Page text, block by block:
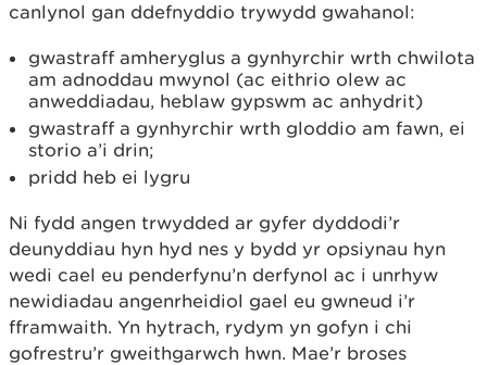
canlynol gan ddefnyddio trywydd gwahanol:
gwastraff amheryglus a gynhyrchir wrth chwilota
am adnoddau mwynol (ac eithrio olew ac
anweddiadau, heblaw gypswm ac anhydrit)
gwastraff a gynhyrchir wrth gloddio am fawn, ei
storio a’i drin;
pridd heb ei lygru
Ni fydd angen trwydded ar gyfer dyddodi’r
deunyddiau hyn hyd nes y bydd yr opsiynau hyn
wedi cael eu penderfynu’n derfynol ac i unrhyw
newidiadau angenrheidiol gael eu gwneud i’r
fframwaith. Yn hytrach, rydym yn gofyn i chi
gofrestru’r gweithgarwch hwn. Mae’r broses